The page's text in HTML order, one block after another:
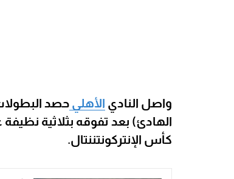
واصل النادي الأهلي حصد
الهادئ) بعد تفوقه بثلاثية
كأس الإنتركونتننتال.